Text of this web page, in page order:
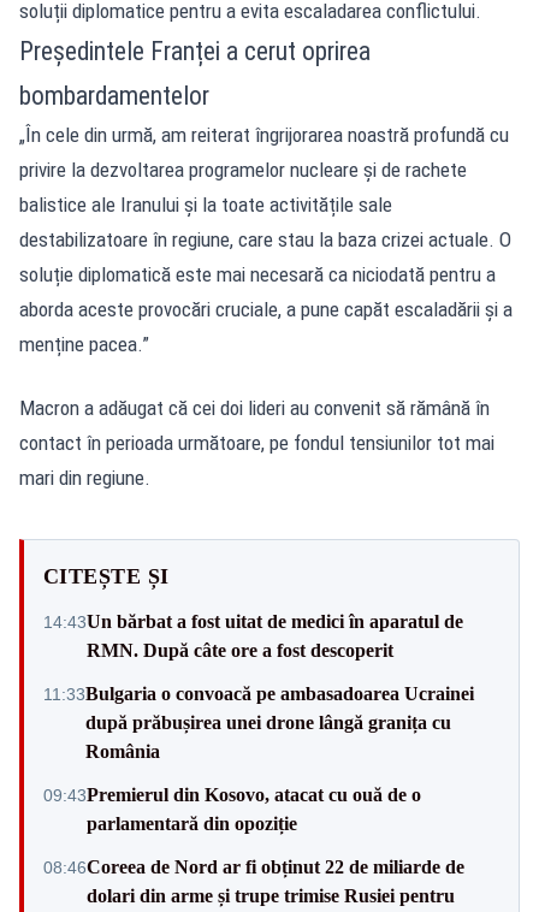
soluții diplomatice pentru a evita escaladarea conflictului.
Președintele Franței a cerut oprirea
bombardamentelor
„În cele din urmă, am reiterat îngrijorarea noastră profundă cu
privire la dezvoltarea programelor nucleare și de rachete
balistice ale Iranului și la toate activitățile sale
destabilizatoare în regiune, care stau la baza crizei actuale. O
soluție diplomatică este mai necesară ca niciodată pentru a
aborda aceste provocări cruciale, a pune capăt escaladării și a
menține pacea.”
Macron a adăugat că cei doi lideri au convenit să rămână în
contact în perioada următoare, pe fondul tensiunilor tot mai
mari din regiune.
CITEȘTE ȘI
14:43Un bărbat a fost uitat de medici în aparatul de
RMN. După câte ore a fost descoperit
11:33Bulgaria o convoacă pe ambasadoarea Ucrainei
după prăbușirea unei drone lângă granița cu
România
09:43Premierul din Kosovo, atacat cu ouă de o
parlamentară din opoziție
08:46Coreea de Nord ar fi obținut 22 de miliarde de
dolari din arme și trupe trimise Rusiei pentru